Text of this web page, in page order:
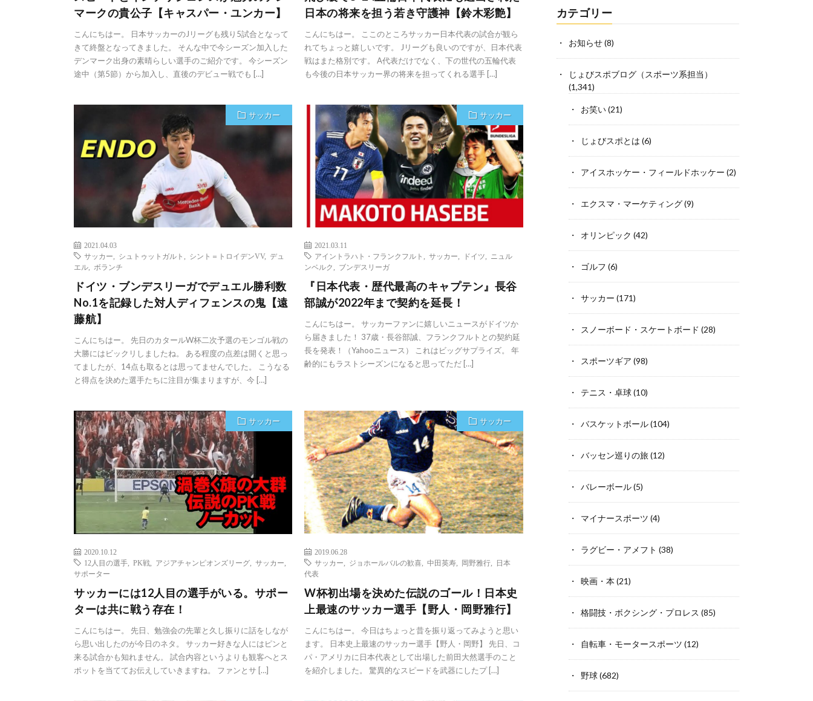
マークの貴公子【キャスパー・ユンカー】
こんにちはー。 日本サッカーのJリーグも残り5試合となって
きて終盤となってきました。 そんな中で今シーズン加入した
デンマーク出身の素晴らしい選手のご紹介です。 今シーズン
途中（第5節）から加入し、直後のデビュー戦でも […]
日本の将来を担う若き守護神【鈴木彩艶】
こんにちはー。 ここのところサッカー日本代表の試合が観ら
れてちょっと嬉しいです。 Jリーグも良いのですが、日本代表
戦はまた格別です。 A代表だけでなく、下の世代の五輪代表
も今後の日本サッカー界の将来を担ってくれる選手 […]
サッカー
2021.04.03
サッカー
シュトゥットガルト シント＝トロイデンVV, デュ
エル
ボランチ
ドイツ・ブンデスリーガでデュエル勝利数
No.1を記録した対人ディフェンスの鬼【遠
藤航】
こんにちはー。 先日のカタールW杯二次予選のモンゴル戦の
大勝にはビックリしましたね。 ある程度の点差は開くと思っ
てましたが、14点も取るとは思ってませんでした。 こうなる
と得点を決めた選手たちに注目が集まりますが、今 […]
サッカー
2021.03.11
アイントラハト・フランクフルト
,サッカー ドイツ
ニュル
ンベルク
ブンデスリーガ
『日本代表・歴代最高のキャプテン』長谷
部誠が2022年まで契約を延長！
こんにちはー。 サッカーファンに嬉しいニュースがドイツか
ら届きました！ 37歳・長谷部誠、フランクフルトとの契約延
長を発表！（Yahooニュース） これはビッグサプライズ。 年
齢的にもラストシーズンになると思ってただ […]
サッカー
2020.10.12
12人目の選手
PK戦 アジアチャンピオンズリーグ サッカー
サポーター
サッカーには12人目の選手がいる。サポー
ターは共に戦う存在！
こんにちはー。 先日、勉強会の先輩と久し振りに話をしなが
ら思い出したのが今日のネタ。 サッカー好きな人にはピンと
来る試合かも知れません。 試合内容というよりも観客へとス
ポットを当ててお伝えしていきますね。 ファンとサ […]
サッカー
2019.06.28
サッカー
ジョホールバルの歓喜 ,中田英寿 岡野雅行
日本
代表
W杯初出場を決めた伝説のゴール！日本史
上最速のサッカー選手【野人・岡野雅行】
こんにちはー。 今日はちょっと昔を振り返ってみようと思い
ます。 日本史上最速のサッカー選手【野人・岡野】 先日、コ
パ・アメリカに日本代表として出場した前田大然選手のこと
を紹介しました。 驚異的なスピードを武器にしたプ […]
カテゴリー
お知らせ(8)
じょびスポブログ（スポーツ系担当）
(1,341)
お笑い(21)
じょびスポとは (6)
アイスホッケー・フィールドホッケー (2)
エクスマ・マーケティング(9)
オリンピック (42)
ゴルフ (6)
サッカー (171)
スノーボード・スケートボード (28)
スポーツギア (98)
テニス・卓球(10)
バスケットボール(104)
バッセン巡りの旅(12)
バレーボール(5)
マイナースポーツ (4)
ラグビー・アメフト (38)
映画・本 (21)
格闘技・ボクシング・プロレス (85)
自転車・モータースポーツ (12)
野球(682)